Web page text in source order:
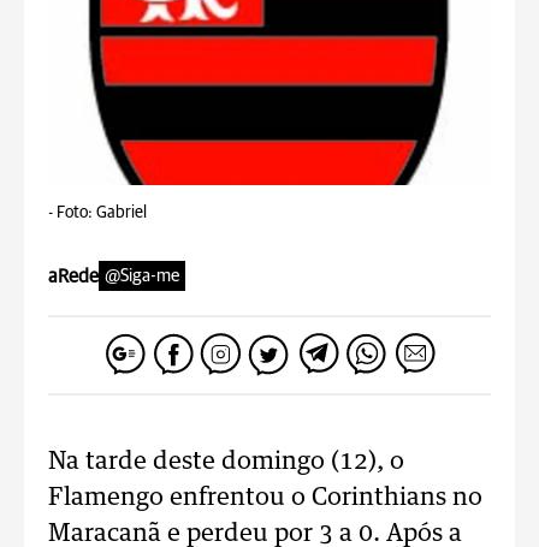
- Foto: Gabriel
aRede @Siga-me
Na tarde deste domingo (12), o
Flamengo enfrentou o Corinthians no
Maracanã e perdeu por 3 a 0. Após a